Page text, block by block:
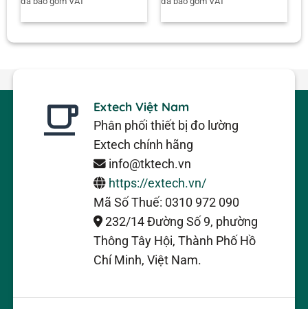
Extech Việt Nam
Phân phối thiết bị đo lường
Extech chính hãng
info@tktech.vn
https://extech.vn/
Mã Số Thuế: 0310 972 090
232/14 Đường Số 9, phường
Thông Tây Hội, Thành Phố Hồ
Chí Minh, Việt Nam.